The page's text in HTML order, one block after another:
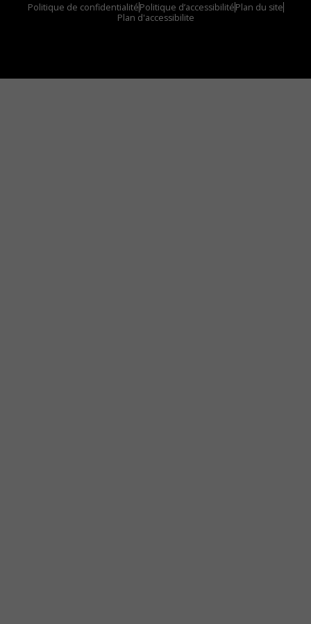
Politique de confidentialitéPolitique d’accessibilitéPlan du site
Plan d'accessibilite